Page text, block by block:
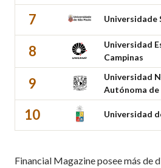
7 Universidade
8
Universidad
Campinas
9
Universidad
Autónoma de
10 Universidad
Financial Magazine posee más de